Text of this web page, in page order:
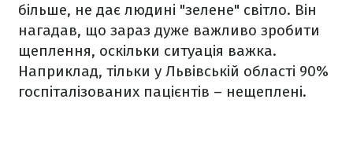
більше, не дає людині "зелене" світло. Він
нагадав, що зараз дуже важливо зробити
щеплення, оскільки ситуація важка.
Наприклад, тільки у Львівській області 90%
госпіталізованих пацієнтів – нещеплені.